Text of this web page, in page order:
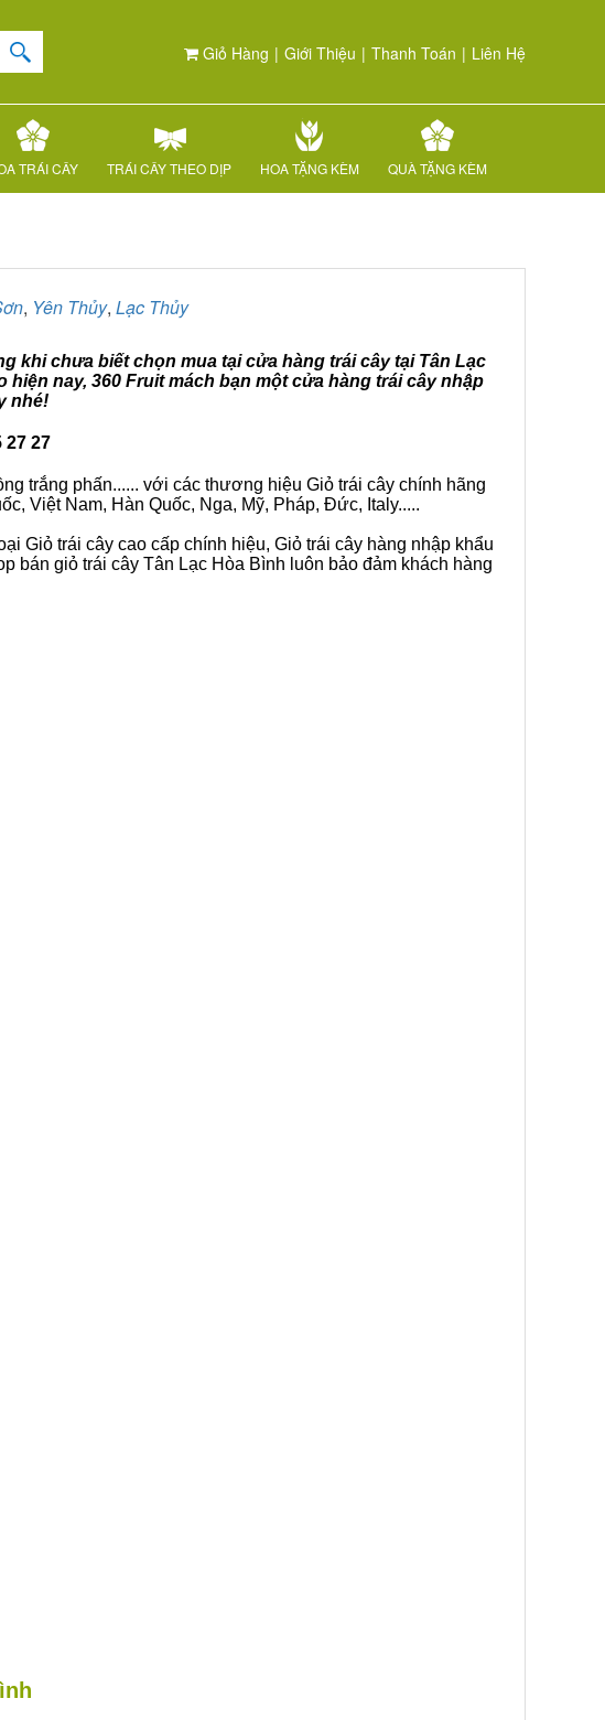
Giỏ Hàng | Giới Thiệu | Thanh Toán | Liên Hệ
TRÁI CÂY TRÁI CÂY THEO DỊP HOA TẶNG KÈM QUÀ TẶNG KÈM
, Yên Thủy, Lạc Thủy
khi chưa biết chọn mua tại cửa hàng trái cây tại Tân Lạc
nay, 360 Fruit mách bạn một cửa hàng trái cây nhập
nhé!
27 27
trắng phấn...... với các thương hiệu Giỏ trái cây chính hãng
Việt Nam, Hàn Quốc, Nga, Mỹ, Pháp, Đức, Italy.....
Giỏ trái cây cao cấp chính hiệu, Giỏ trái cây hàng nhập khẩu
bán giỏ trái cây Tân Lạc Hòa Bình luôn bảo đảm khách hàng